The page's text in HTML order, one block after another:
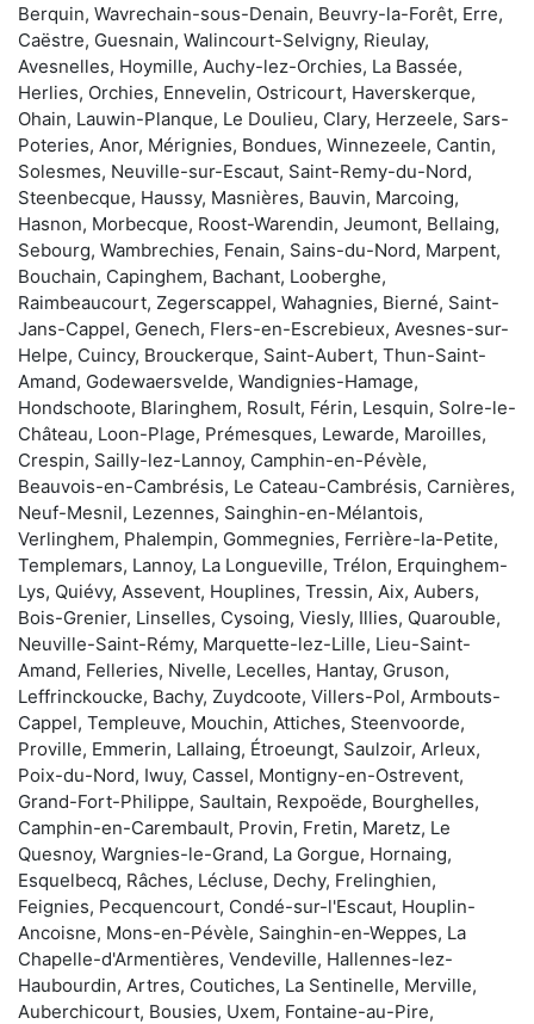
Berquin, Wavrechain-sous-Denain, Beuvry-la-Forêt, Erre,
Caëstre, Guesnain, Walincourt-Selvigny, Rieulay,
Avesnelles, Hoymille, Auchy-lez-Orchies, La Bassée,
Herlies, Orchies, Ennevelin, Ostricourt, Haverskerque,
Ohain, Lauwin-Planque, Le Doulieu, Clary, Herzeele, Sars-
Poteries, Anor, Mérignies, Bondues, Winnezeele, Cantin,
Solesmes, Neuville-sur-Escaut, Saint-Remy-du-Nord,
Steenbecque, Haussy, Masnières, Bauvin, Marcoing,
Hasnon, Morbecque, Roost-Warendin, Jeumont, Bellaing,
Sebourg, Wambrechies, Fenain, Sains-du-Nord, Marpent,
Bouchain, Capinghem, Bachant, Looberghe,
Raimbeaucourt, Zegerscappel, Wahagnies, Bierné, Saint-
Jans-Cappel, Genech, Flers-en-Escrebieux, Avesnes-sur-
Helpe, Cuincy, Brouckerque, Saint-Aubert, Thun-Saint-
Amand, Godewaersvelde, Wandignies-Hamage,
Hondschoote, Blaringhem, Rosult, Férin, Lesquin, Solre-le-
Château, Loon-Plage, Prémesques, Lewarde, Maroilles,
Crespin, Sailly-lez-Lannoy, Camphin-en-Pévèle,
Beauvois-en-Cambrésis, Le Cateau-Cambrésis, Carnières,
Neuf-Mesnil, Lezennes, Sainghin-en-Mélantois,
Verlinghem, Phalempin, Gommegnies, Ferrière-la-Petite,
Templemars, Lannoy, La Longueville, Trélon, Erquinghem-
Lys, Quiévy, Assevent, Houplines, Tressin, Aix, Aubers,
Bois-Grenier, Linselles, Cysoing, Viesly, Illies, Quarouble,
Neuville-Saint-Rémy, Marquette-lez-Lille, Lieu-Saint-
Amand, Felleries, Nivelle, Lecelles, Hantay, Gruson,
Leffrinckoucke, Bachy, Zuydcoote, Villers-Pol, Armbouts-
Cappel, Templeuve, Mouchin, Attiches, Steenvoorde,
Proville, Emmerin, Lallaing, Étroeungt, Saulzoir, Arleux,
Poix-du-Nord, Iwuy, Cassel, Montigny-en-Ostrevent,
Grand-Fort-Philippe, Saultain, Rexpoëde, Bourghelles,
Camphin-en-Carembault, Provin, Fretin, Maretz, Le
Quesnoy, Wargnies-le-Grand, La Gorgue, Hornaing,
Esquelbecq, Râches, Lécluse, Dechy, Frelinghien,
Feignies, Pecquencourt, Condé-sur-l'Escaut, Houplin-
Ancoisne, Mons-en-Pévèle, Sainghin-en-Weppes, La
Chapelle-d'Armentières, Vendeville, Hallennes-lez-
Haubourdin, Artres, Coutiches, La Sentinelle, Merville,
Auberchicourt, Bousies, Uxem, Fontaine-au-Pire,